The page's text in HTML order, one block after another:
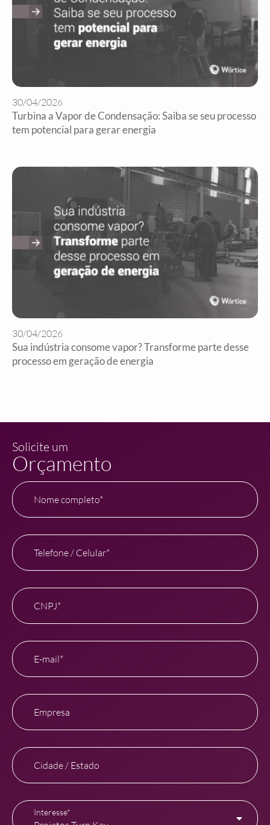
30/04/2026
Turbina a Vapor de Condensação: Saiba se seu processo
tem potencial para gerar energia
30/04/2026
Sua indústria consome vapor? Transforme parte desse
processo em geração de energia
Solicite um
Orçamento
Nome completo*
Telefone / Celular*
CNPJ*
E-mail*
Empresa
Cidade / Estado
Interesse*